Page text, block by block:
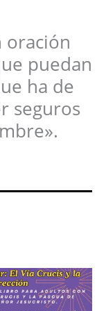
oración
puedan
ha de
seguros